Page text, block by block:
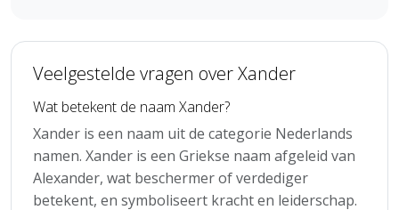
Veelgestelde vragen over Xander
Wat betekent de naam Xander?
Xander is een naam uit de categorie Nederlands
namen. Xander is een Griekse naam afgeleid van
Alexander, wat beschermer of verdediger
betekent, en symboliseert kracht en leiderschap.